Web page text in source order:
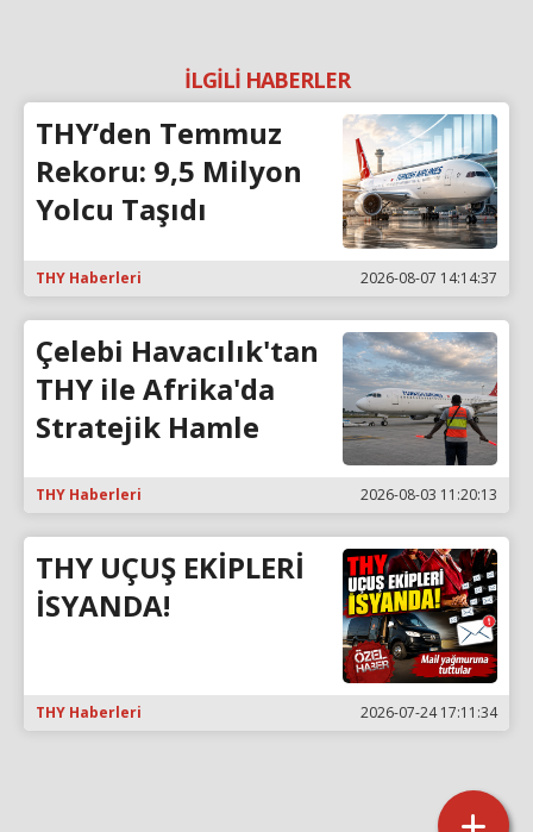
İLGİLİ HABERLER
THY’den Temmuz
Rekoru: 9,5 Milyon
Yolcu Taşıdı
THY Haberleri 2026-08-07 14:14:37
Çelebi Havacılık'tan
THY ile Afrika'da
Stratejik Hamle
THY Haberleri 2026-08-03 11:20:13
THY UÇUŞ EKİPLERİ
İSYANDA!
THY Haberleri 2026-07-24 17:11:34